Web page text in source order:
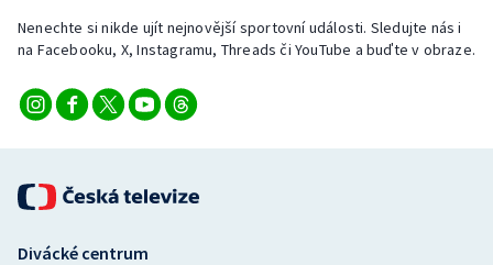
Nenechte si nikde ujít nejnovější sportovní události. Sledujte nás i
na Facebooku, X, Instagramu, Threads či YouTube a buďte v obraze.
Divácké centrum